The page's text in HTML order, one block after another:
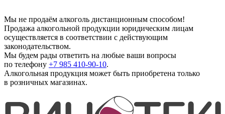
Мы не продаём алкоголь дистанционным способом!
Продажа алкогольной продукции юридическим лицам
осуществляется в соответствии с действующим
законодательством.
Мы будем рады ответить на любые ваши вопросы
по телефону +7 985 410-90-10.
Алкогольная продукция может быть приобретена только
в розничных магазинах.